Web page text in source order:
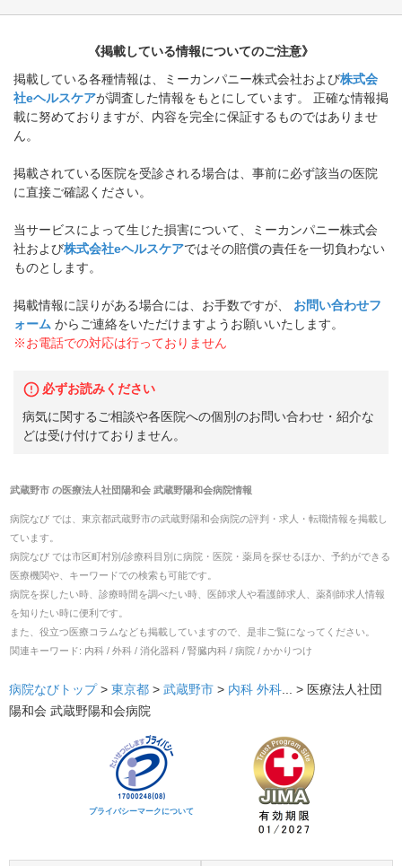
《掲載している情報についてのご注意》
掲載している各種情報は、ミーカンパニー株式会社および株式会
社eヘルスケアが調査した情報をもとにしています。 正確な情報掲
載に努めておりますが、内容を完全に保証するものではありませ
ん。
掲載されている医院を受診される場合は、事前に必ず該当の医院
に直接ご確認ください。
当サービスによって生じた損害について、ミーカンパニー株式会
社および株式会社eヘルスケアではその賠償の責任を一切負わない
ものとします。
掲載情報に誤りがある場合には、お手数ですが、
お問い合わせフ
ォーム からご連絡をいただけますようお願いいたします。
※お電話での対応は行っておりません
必ずお読みください
病気に関するご相談や各医院への個別のお問い合わせ・紹介な
どは受け付けておりません。
武蔵野市の医療法人社団陽和会 武蔵野陽和会病院情報
病院なび では、 東京都武蔵野市の武蔵野陽和会病院の評判・求人・転職情報を掲載し
ています。
病院なび では市区町村別/診療科目別に病院・医院・薬局を探せるほか、予約ができる
医療機関や、キーワードでの検索も可能です。
病院を探したい時、診療時間を調べたい時、医師求人や看護師求人、薬剤師求人情報
を知りたい時に便利です。
また、役立つ医療コラムなども掲載していますので、是非ご覧になってください。
関連キーワード: 内科 / 外科 / 消化器科 / 腎臓内科 / 病院 / かかりつけ
病院なびトップ> 東京都 > 武蔵野市 > 内科 外科 ... > 医療法人社団
陽和会 武蔵野陽和会病院
プライバシーマークについて